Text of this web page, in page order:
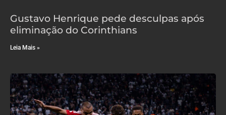
Gustavo Henrique pede desculpas após
eliminação do Corinthians
Leia Mais »